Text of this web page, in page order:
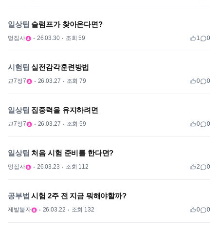
일상팁 슬럼프가 찾아온다면?
멍집사 26.03.30 조회 59 1 0
시험팁 실전감각훈련방법
교7정7 26.03.27 조회 79 0 0
일상팁 집중력을 유지하려면
교7정7 26.03.27 조회 59 0 0
일상팁 처음 시험 준비를 한다면?
멍집사 26.03.23 조회 112 2 0
공부법 시험 2주 전 지금 뭐해야할까?
제발붙자 26.03.22 조회 132 0 0